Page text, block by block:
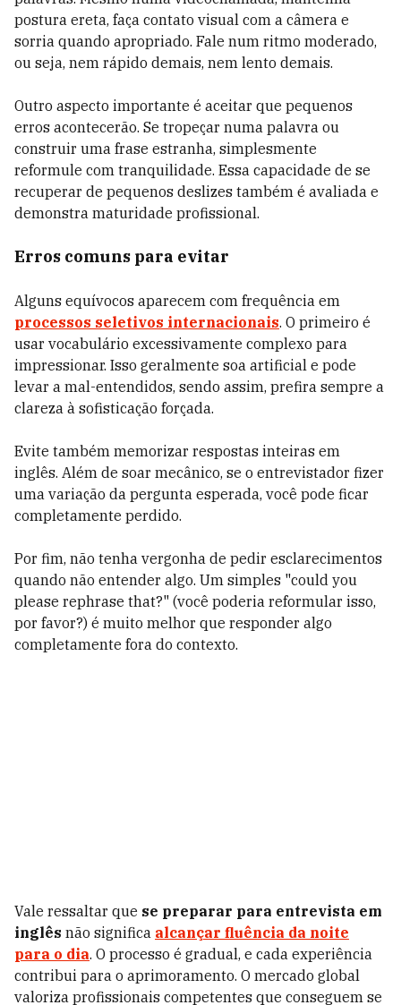
postura ereta, faça contato visual com a câmera e
sorria quando apropriado. Fale num ritmo moderado,
ou seja, nem rápido demais, nem lento demais.
Outro aspecto importante é aceitar que pequenos
erros acontecerão. Se tropeçar numa palavra ou
construir uma frase estranha, simplesmente
reformule com tranquilidade. Essa capacidade de se
recuperar de pequenos deslizes também é avaliada e
demonstra maturidade profissional.
Erros comuns para evitar
Alguns equívocos aparecem com frequência em
processos seletivos internacionais. O primeiro é
usar vocabulário excessivamente complexo para
impressionar. Isso geralmente soa artificial e pode
levar a mal-entendidos, sendo assim, prefira sempre a
clareza à sofisticação forçada.
Evite também memorizar respostas inteiras em
inglês. Além de soar mecânico, se o entrevistador fizer
uma variação da pergunta esperada, você pode ficar
completamente perdido.
Por fim, não tenha vergonha de pedir esclarecimentos
quando não entender algo. Um simples "could you
please rephrase that?" (você poderia reformular isso,
por favor?) é muito melhor que responder algo
completamente fora do contexto.
Vale ressaltar que se preparar para entrevista em
inglês não significa alcançar fluência da noite
para o dia. O processo é gradual, e cada experiência
contribui para o aprimoramento. O mercado global
valoriza profissionais competentes que conseguem se